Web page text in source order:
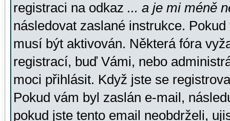
registraci na odkaz ... a je mi méně
následovat zaslané instrukce.
musí být aktivován. Některá fóra
registrací, buď Vámi, nebo
moci přihlásit. Když jste se
Pokud vám byl zaslán e-mail,
pokud jste tento email neobdrželi,